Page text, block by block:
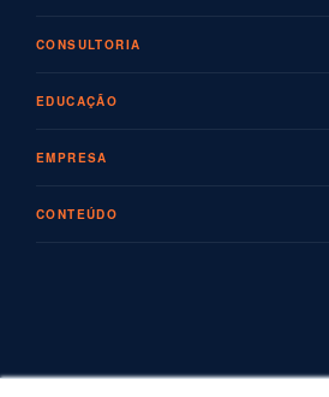
CONSULTORIA
EDUCAÇÃO
EMPRESA
CONTEÚDO